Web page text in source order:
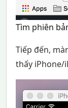
Tìm phiên
Tiếp đến,
thấy iPhone/